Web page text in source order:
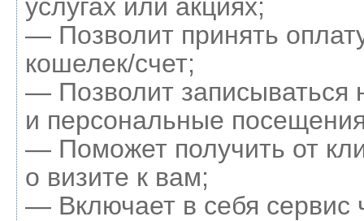
услугах или акциях;
— Позволит принять
кошелек/счет;
— Позволит записываться
и персональные
— Поможет получить от
о визите к вам;
— Включает в себя сервис